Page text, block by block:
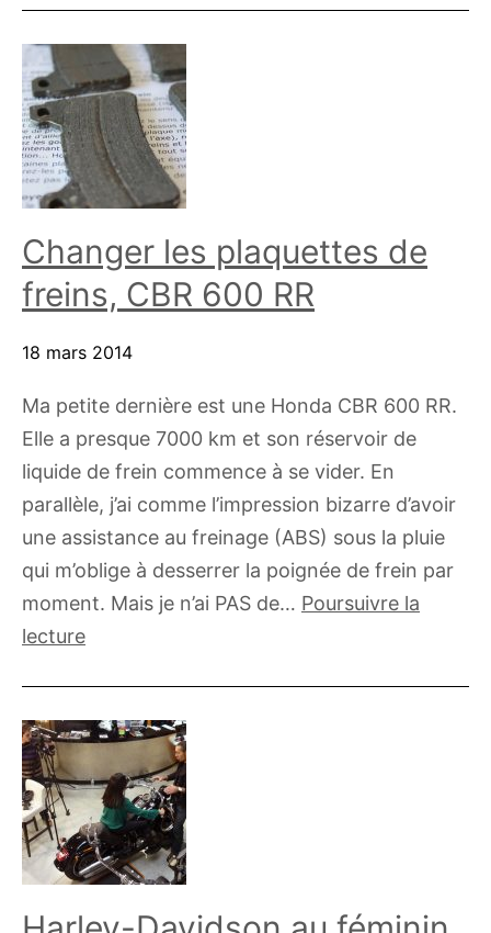
Changer les plaquettes de
freins, CBR 600 RR
18 mars 2014
Ma petite dernière est une Honda CBR 600 RR.
Elle a presque 7000 km et son réservoir de
liquide de frein commence à se vider. En
parallèle, j’ai comme l’impression bizarre d’avoir
une assistance au freinage (ABS) sous la pluie
qui m’oblige à desserrer la poignée de frein par
moment. Mais je n’ai PAS de… Poursuivre la
lectureChanger
de
freins,
CBR
600
RR